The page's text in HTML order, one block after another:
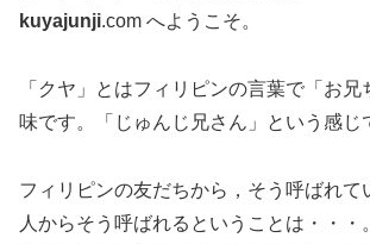
kuyajunji.com へようこそ。
「クヤ」とはフィリピンの言葉で「お
味です。「じゅんじ兄さん」という感じ
フィリピンの友だちから，そう呼ばれて
人からそう呼ばれるということは・・・。